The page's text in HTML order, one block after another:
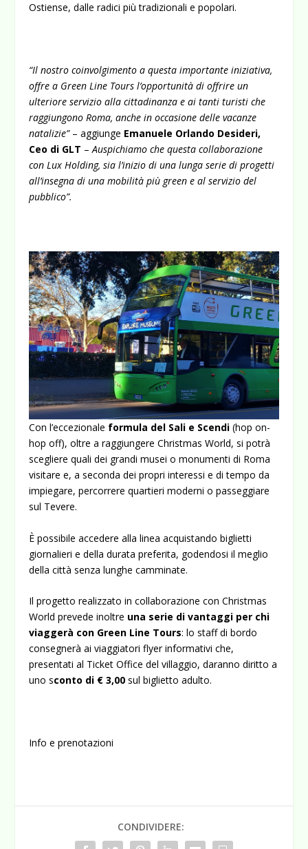
Ostiense, dalle radici più tradizionali e popolari.
“Il nostro coinvolgimento a questa importante iniziativa,
offre a Green Line Tours l’opportunità di offrire un
ulteriore servizio alla cittadinanza e ai tanti turisti che
raggiungono Roma, anche in occasione delle vacanze
natalizie” – aggiunge Emanuele Orlando Desideri,
Ceo di GLT –Auspichiamo che questa collaborazione
con Lux Holding, sia l’inizio di una lunga serie di progetti
all’insegna di una mobilità più green e al servizio del
pubblico”.
Con l’eccezionale formula del Sali e Scendi (hop on-
hop off), oltre a raggiungere Christmas World, si potrà
scegliere quali dei grandi musei o monumenti di Roma
visitare e, a seconda dei propri interessi e di tempo da
impiegare, percorrere quartieri moderni o passeggiare
sul Tevere.
È possibile accedere alla linea acquistando biglietti
giornalieri e della durata preferita, godendosi il meglio
della città senza lunghe camminate.
Il progetto realizzato in collaborazione con Christmas
World prevede inoltre una serie di vantaggi per chi
viaggerà con Green Line Tours: lo staff di bordo
consegnerà ai viaggiatori flyer informativi che,
presentati al Ticket Office del villaggio, daranno diritto a
uno sconto di € 3,00 sul biglietto adulto.
Info e prenotazioni
CONDIVIDERE: